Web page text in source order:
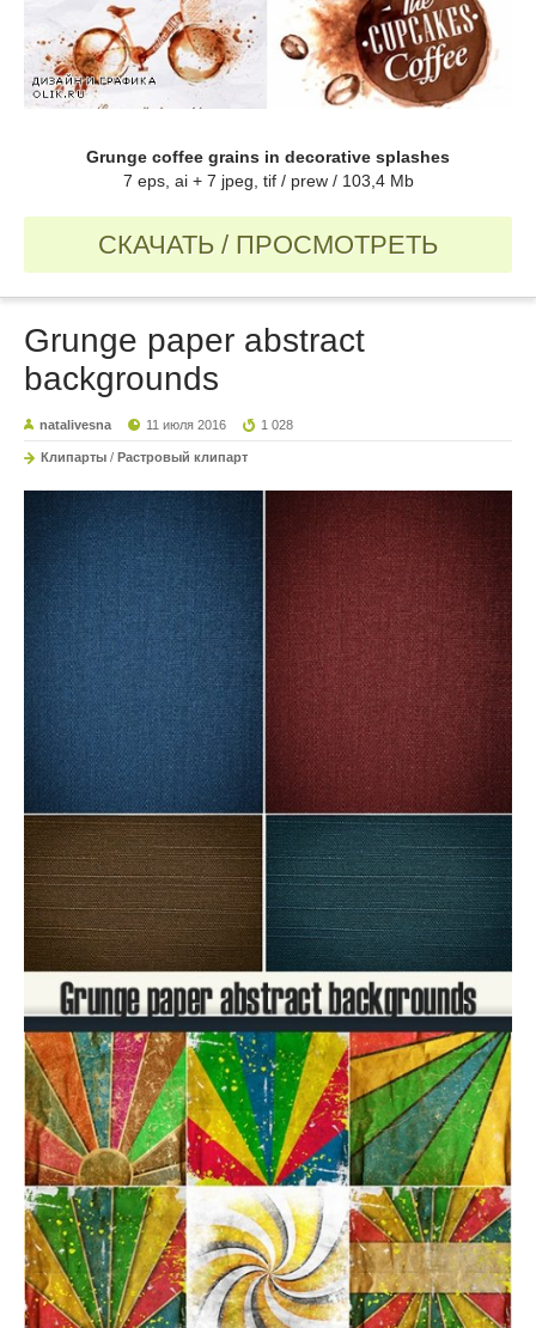
Grunge coffee grains in decorative splashes
7 eps, ai + 7 jpeg, tif / prew / 103,4 Mb
СКАЧАТЬ / ПРОСМОТРЕТЬ
Grunge paper abstract
backgrounds
natalivesna 11 июля 2016 1 028
Клипарты / Растровый клипарт